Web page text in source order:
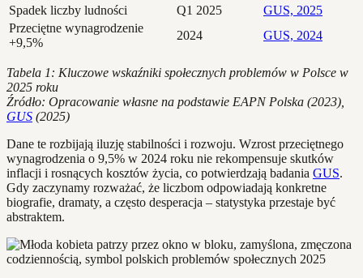
Spadek liczby ludności
Q1 2025
GUS, 2025
Przeciętne wynagrodzenie
+9,5%
2024 GUS, 2024
Tabela 1: Kluczowe wskaźniki społecznych problemów w Polsce w
2025 roku
Źródło: Opracowanie własne na podstawie EAPN Polska (2023),
GUS (2025)
Dane te rozbijają iluzję stabilności i rozwoju. Wzrost przeciętnego
wynagrodzenia o 9,5% w 2024 roku nie rekompensuje skutków
inflacji i rosnących kosztów życia, co potwierdzają badania GUS.
Gdy zaczynamy rozważać, że liczbom odpowiadają konkretne
biografie, dramaty, a często desperacja – statystyka przestaje być
abstraktem.